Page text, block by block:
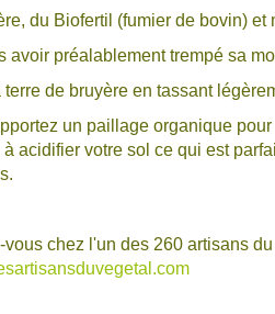
du Biofertil (fumier de bovin) et
avoir préalablement trempé sa
de bruyère en tassant
un paillage organique
acidifier votre sol ce qui est
chez l'un des 260 artisans